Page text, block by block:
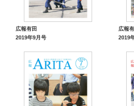
広報有田
2019年9月号
広報
2019